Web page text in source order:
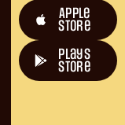
Apple
Store
plays
store